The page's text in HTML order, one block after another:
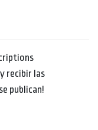
recibir las
publican!